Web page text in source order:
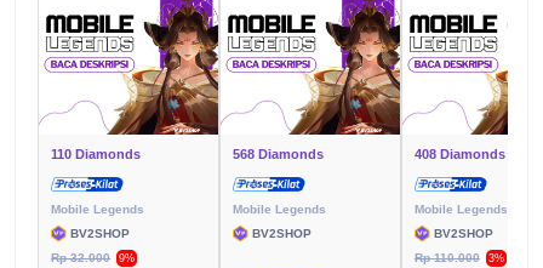
110 Diamonds
Mobile Legends
BV2SHOP
Rp 32.000
9%
568 Diamonds
Mobile Legends
BV2SHOP
408 Diamonds
Mobile Legends
BV2SHOP
Rp 110.000
3%